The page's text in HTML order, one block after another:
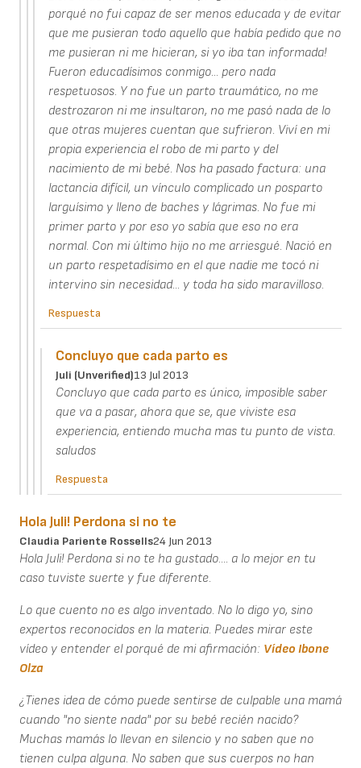
porqué no fui capaz de ser menos educada y de evitar
que me pusieran todo aquello que había pedido que no
me pusieran ni me hicieran, si yo iba tan informada!
Fueron educadísimos conmigo... pero nada
respetuosos. Y no fue un parto traumático, no me
destrozaron ni me insultaron, no me pasó nada de lo
que otras mujeres cuentan que sufrieron. Viví en mi
propia experiencia el robo de mi parto y del
nacimiento de mi bebé. Nos ha pasado factura: una
lactancia difícil, un vínculo complicado un posparto
larguísimo y lleno de baches y lágrimas. No fue mi
primer parto y por eso yo sabía que eso no era
normal. Con mi último hijo no me arriesgué. Nació en
un parto respetadísimo en el que nadie me tocó ni
intervino sin necesidad... y toda ha sido maravilloso.
Respuesta
Concluyo que cada parto es
Juli (unverified)13 Jul 2013
Concluyo que cada parto es único, imposible saber
que va a pasar, ahora que se, que viviste esa
experiencia, entiendo mucha mas tu punto de vista.
saludos
Respuesta
Hola Juli! Perdona si no te
Claudia Pariente Rossells24 Jun 2013
Hola Juli! Perdona si no te ha gustado.... a lo mejor en tu
caso tuviste suerte y fue diferente.
Lo que cuento no es algo inventado. No lo digo yo, sino
expertos reconocidos en la materia. Puedes mirar este
vídeo y entender el porqué de mi afirmación: Vídeo Ibone
Olza
¿Tienes idea de cómo puede sentirse de culpable una mamá
cuando "no siente nada" por su bebé recién nacido?
Muchas mamás lo llevan en silencio y no saben que no
tienen culpa alguna. No saben que sus cuerpos no han